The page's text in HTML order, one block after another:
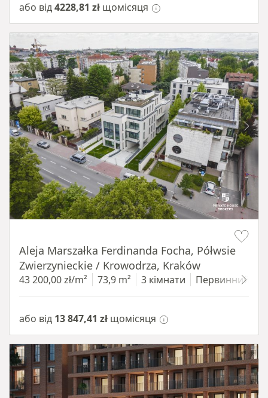
або від4228,81 zł щомісяця
Aleja Marszałka Ferdinanda Focha, Półwsie
Zwierzynieckie / Krowodrza, Kraków
43 200,00 zł/m² 73,9 m² 3 кімнати Первинний
або від 13 847,41 zł щомісяця